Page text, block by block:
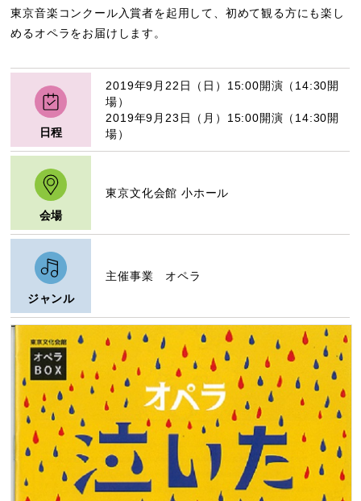
東京音楽コンクール入賞者を起用して、初めて観る方にも楽し
めるオペラをお届けします。
日程
2019年9月22日（日）15:00開演（14:30開
場）
2019年9月23日（月）15:00開演（14:30開
場）
会場
東京文化会館 小ホール
ジャンル
主催事業 オペラ